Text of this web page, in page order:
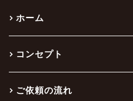
ホーム
コンセプト
ご依頼の流れ